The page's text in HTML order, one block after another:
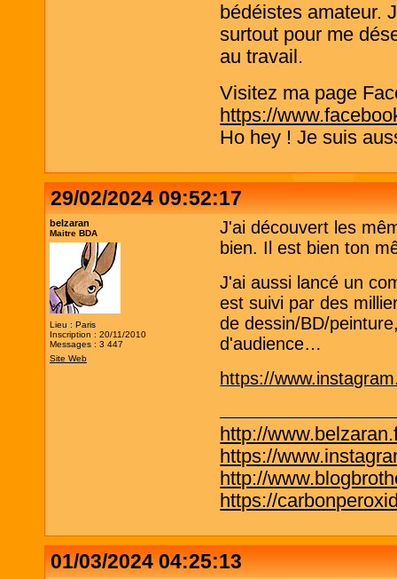
bédéistes amateur.
surtout pour me
au travail.
Visitez ma page
https://
Ho hey ! Je suis
29/02/2024 09:52:17
belzaran
Maitre BDA
Lieu : Paris
Inscription : 20/11/2010
Messages : 3 447
Site Web
J'ai découvert les
bien. Il est bien ton
J'ai aussi lancé un
est suivi par des
de dessin/BD/
d'audience…
https://
http://
https://
http://
https://
01/03/2024 04:25:13